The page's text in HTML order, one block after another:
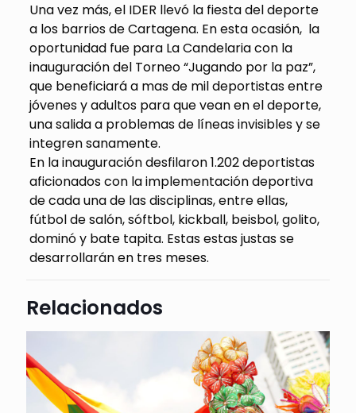
Una vez más, el IDER llevó la fiesta del deporte
a los barrios de Cartagena. En esta ocasión, la
oportunidad fue para La Candelaria con la
inauguración del Torneo “Jugando por la paz”,
que beneficiará a mas de mil deportistas entre
jóvenes y adultos para que vean en el deporte,
una salida a problemas de líneas invisibles y se
integren sanamente.
En la inauguración desfilaron 1.202 deportistas
aficionados con la implementación deportiva
de cada una de las disciplinas, entre ellas,
fútbol de salón, sóftbol, kickball, beisbol, golito,
dominó y bate tapita. Estas estas justas se
desarrollarán en tres meses.
Relacionados